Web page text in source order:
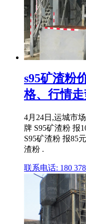
s95矿渣粉
格、行情走
4月24日,运城市
牌 S95矿渣粉 报
S95矿渣粉 报85
渣粉 .
联系电话: 180